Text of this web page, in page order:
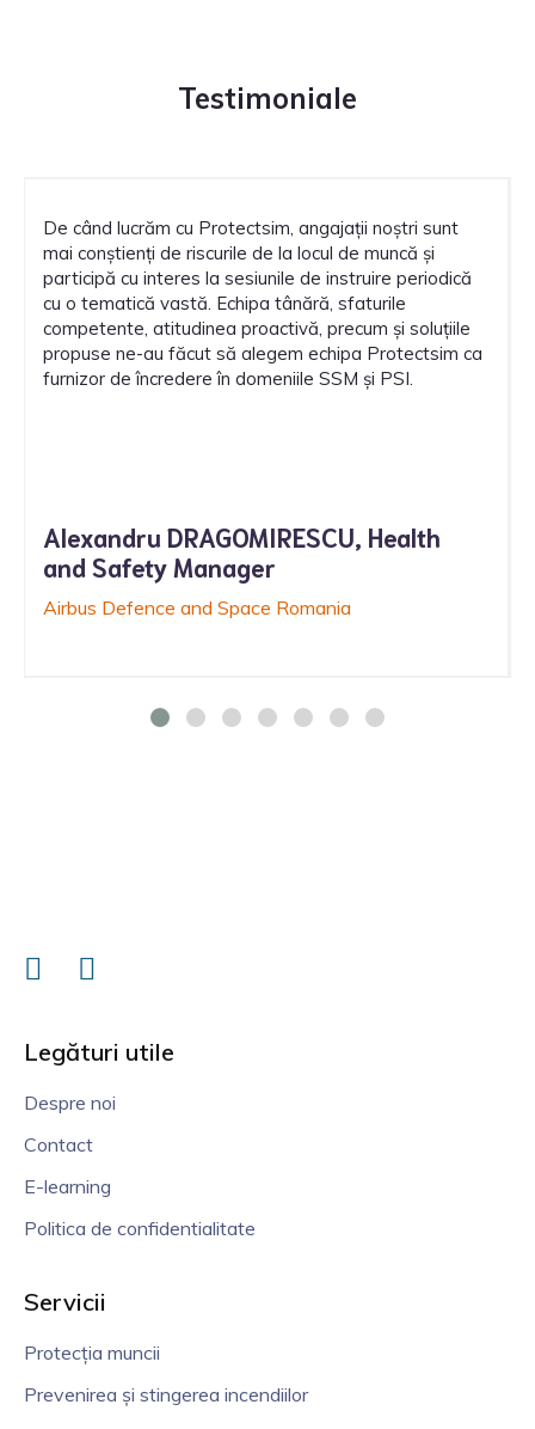
Testimoniale
De când lucrăm cu Protectsim, angajații noștri sunt
mai conștienți de riscurile de la locul de muncă și
participă cu interes la sesiunile de instruire periodică
cu o tematică vastă. Echipa tânără, sfaturile
competente, atitudinea proactivă, precum și soluțiile
propuse ne-au făcut să alegem echipa Protectsim ca
furnizor de încredere în domeniile SSM și PSI.
Alexandru DRAGOMIRESCU, Health
and Safety Manager
Airbus Defence and Space Romania
Legături utile
Despre noi
Contact
E-learning
Politica de confidentialitate
Servicii
Protecția muncii
Prevenirea și stingerea incendiilor